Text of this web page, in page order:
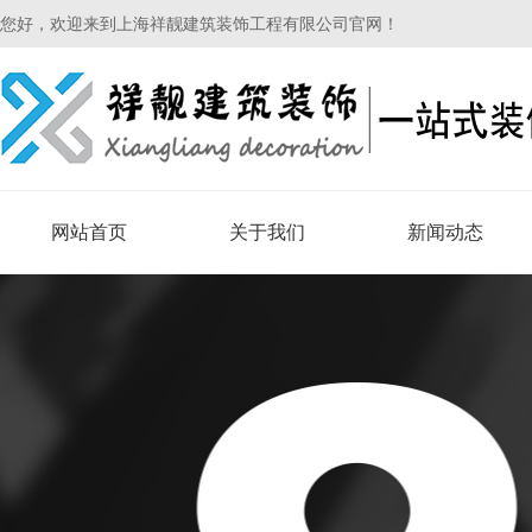
您好，欢迎来到上海祥靓建筑装饰工程有限公司官网！
网站首页 关于我们 新闻动态